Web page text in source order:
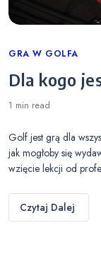
Categories
GRA W GOLFA
Dla kogo
1 min read
Golf jest grą dla
jak mogłoby się
wzięcie lekcji od
Czytaj Dalej